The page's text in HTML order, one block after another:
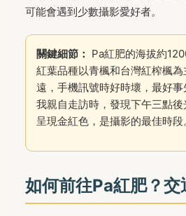
可能會遇到少數攝影愛好者。
關鍵細節： Pa紅肥的海拔約
紅葉品種以青楓和台灣紅榨楓
遠，手機訊號時好時壞，最好事
我親自走訪時，發現下午三點
呈現金紅色，是攝影的最佳時段
如何前往Pa紅肥？交